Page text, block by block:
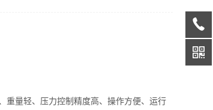
量轻、压力控制精度高、操作方便、运行